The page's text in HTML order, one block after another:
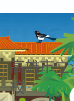
高雄市立
校